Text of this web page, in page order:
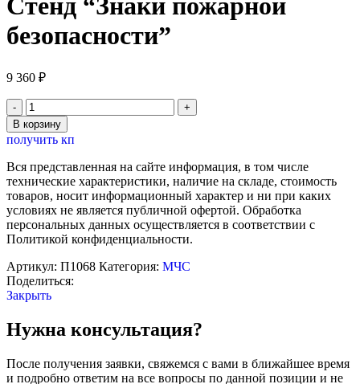
Стенд “Знаки пожарной
безопасности”
9 360 ₽
Количество
товара
Стенд
"Знаки
пожарной
безопасности"
В корзину
получить кп
Вся представленная на сайте информация, в том числе
технические характеристики, наличие на складе, стоимость
товаров, носит информационный характер и ни при каких
условиях не является публичной офертой. Обработка
персональных данных осуществляется в соответствии с
Политикой конфиденциальности.
Артикул: П1068 Категория: МЧС
Поделиться:
Закрыть
Нужна консультация?
После получения заявки, свяжемся с вами в ближайшее время
и подробно ответим на все вопросы по данной позиции и не